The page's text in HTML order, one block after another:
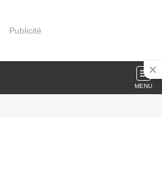
Publicité
MENU